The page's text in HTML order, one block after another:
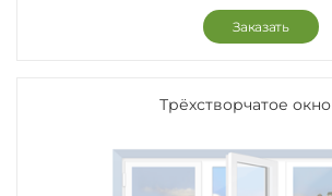
Заказать
Трёхстворчатое окно